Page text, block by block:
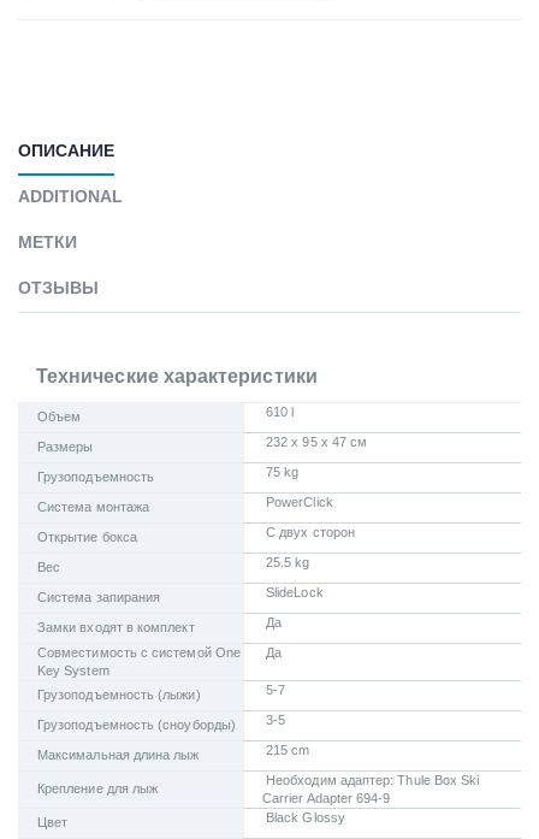
ОПИСАНИЕ
ADDITIONAL
МЕТКИ
ОТЗЫВЫ
Технические характеристики
Объем 610 l
Размеры 232 x 95 x 47 см
Грузоподъемность 75 kg
Система монтажа PowerClick
Открытие бокса С двух сторон
Вес 25.5 kg
Система запирания SlideLock
Замки входят в комплект Да
Совместимость с системой One
Key System
Да
Грузоподъемность (лыжи) 5-7
Грузоподъемность (сноуборды) 3-5
Максимальная длина лыж 215 cm
Крепление для лыж
Необходим адаптер: Thule Box Ski
Carrier Adapter 694-9
Цвет
Black Glossy